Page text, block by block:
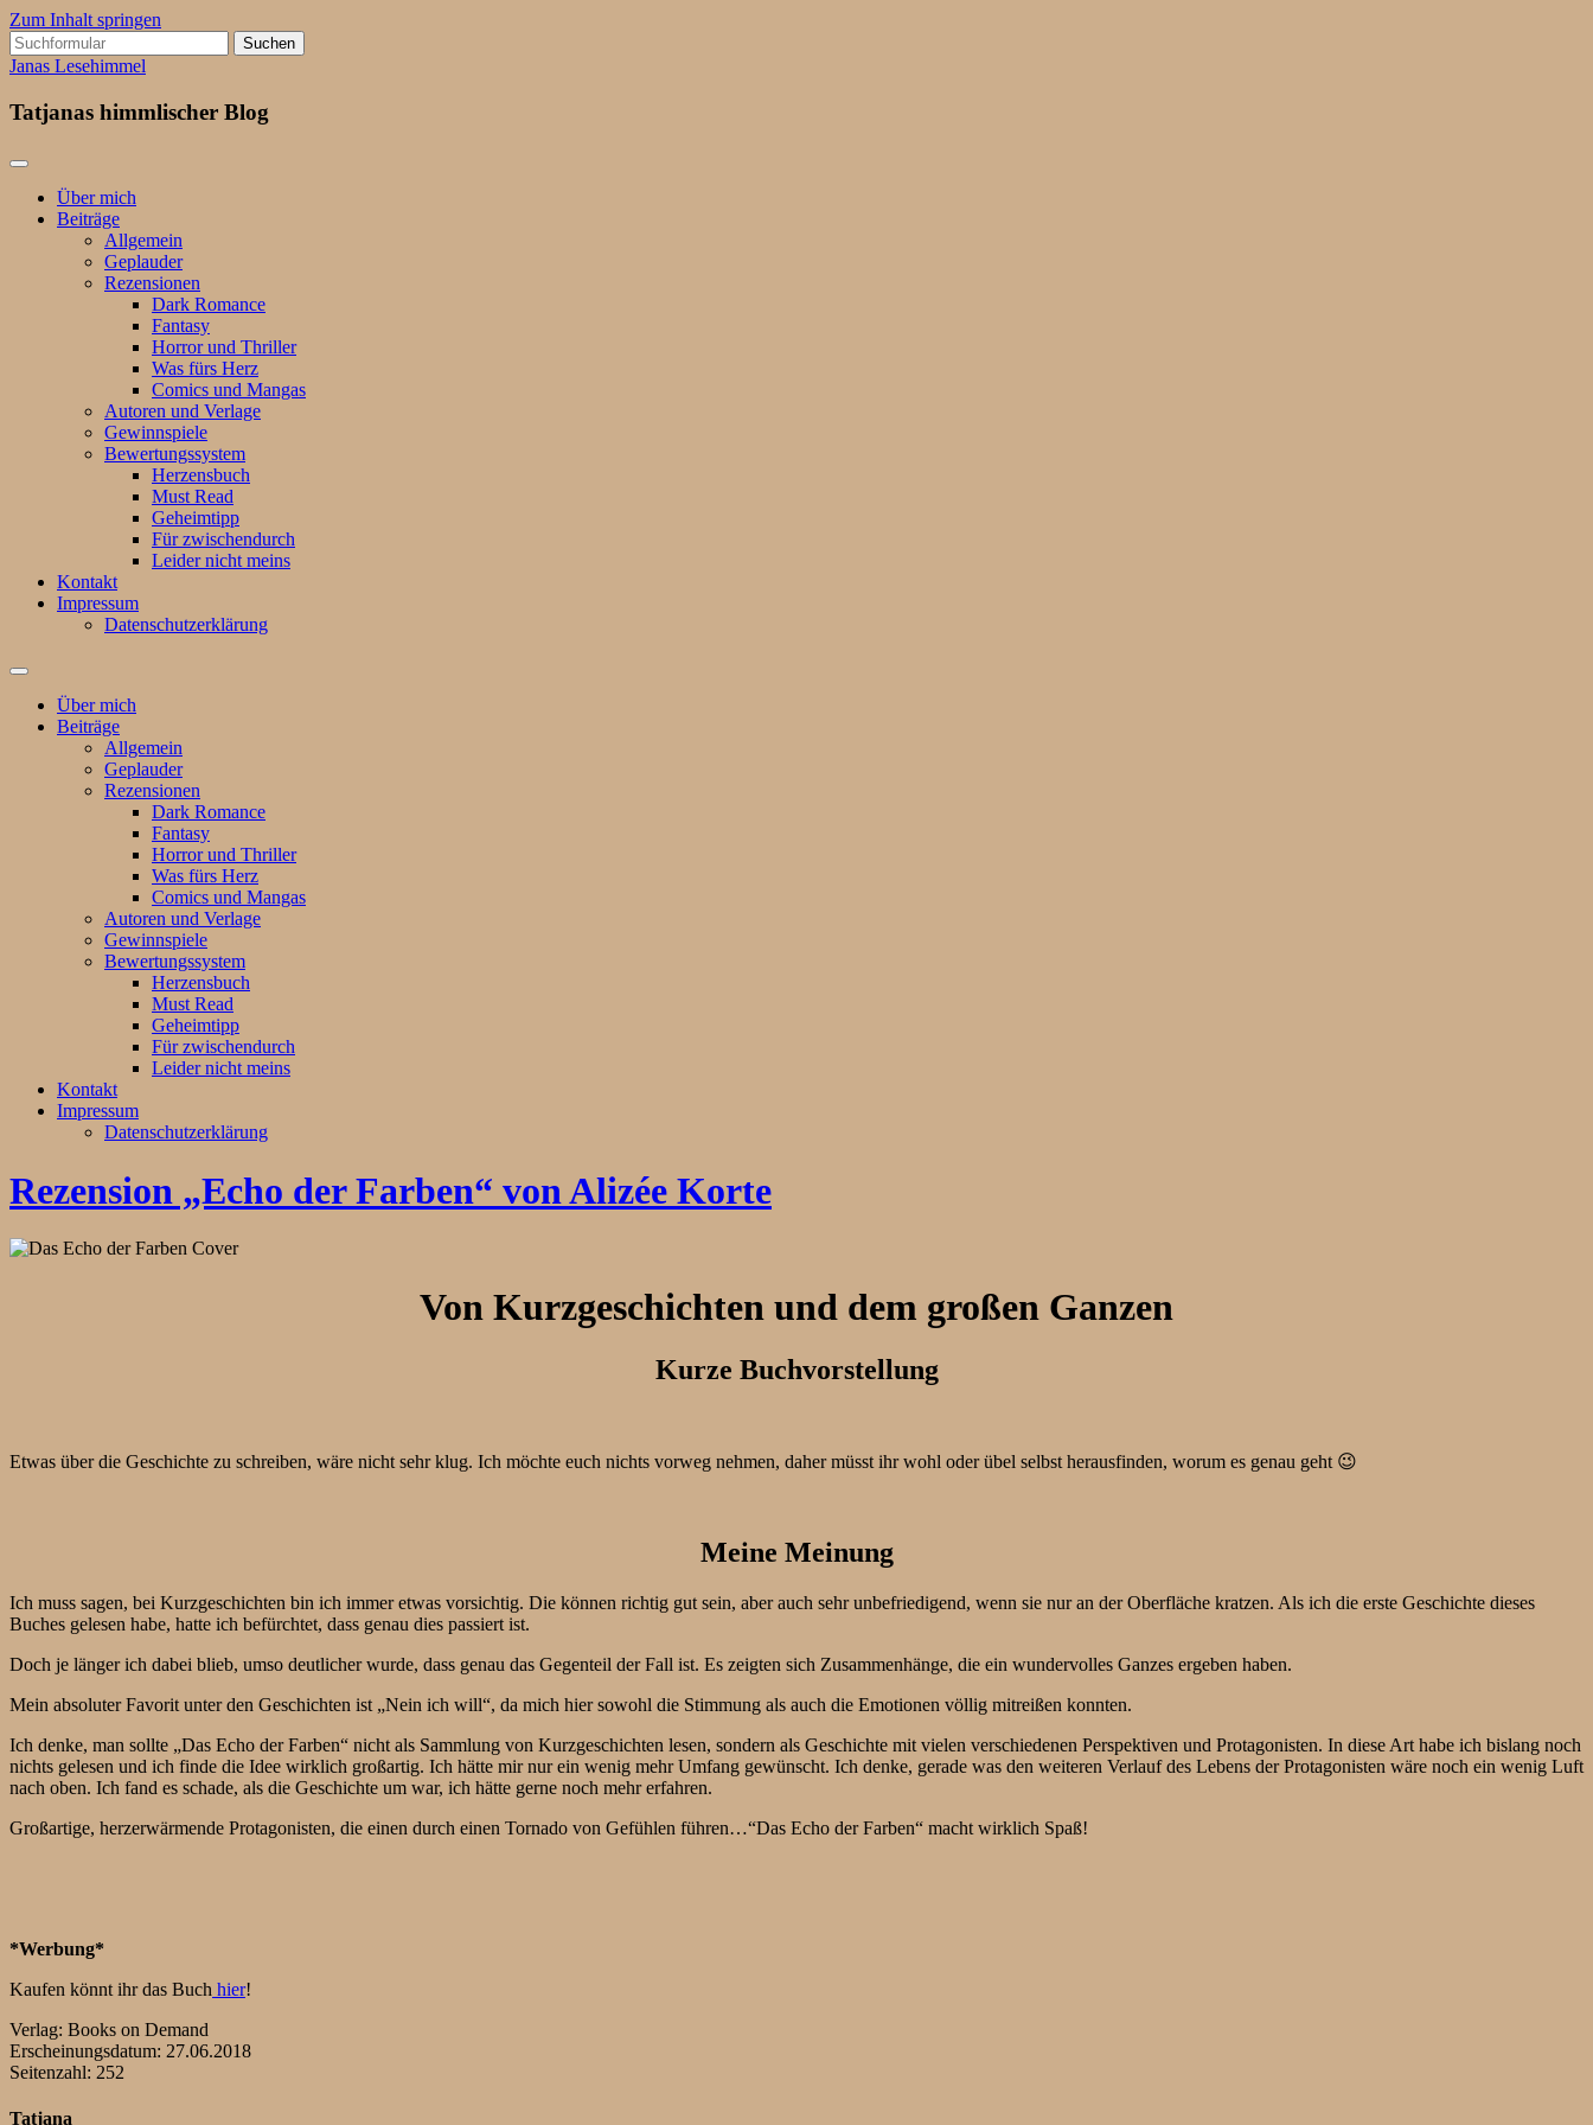
Zum Inhalt springen
Suchen
nach:
Janas Lesehimmel
Tatjanas himmlischer Blog
Über mich
Beiträge
Allgemein
Geplauder
Rezensionen
Dark Romance
Fantasy
Horror und Thriller
Was fürs Herz
Comics und Mangas
Autoren und Verlage
Gewinnspiele
Bewertungssystem
Herzensbuch
Must Read
Geheimtipp
Für zwischendurch
Leider nicht meins
Kontakt
Impressum
Datenschutzerklärung
Suchfeld
ein-/ausblenden
Über mich
Beiträge
Allgemein
Geplauder
Rezensionen
Dark Romance
Fantasy
Horror und Thriller
Was fürs Herz
Comics und Mangas
Autoren und Verlage
Gewinnspiele
Bewertungssystem
Herzensbuch
Must Read
Geheimtipp
Für zwischendurch
Leider nicht meins
Kontakt
Impressum
Datenschutzerklärung
Rezension „Echo der Farben“ von Alizée Korte
Von Kurzgeschichten und dem großen Ganzen
Kurze Buchvorstellung
Etwas über die Geschichte zu schreiben, wäre nicht sehr klug. Ich möchte euch nichts vorweg nehmen, daher müsst ihr wohl oder übel selbst herausfinden, worum es genau geht 😉
Meine Meinung
Ich muss sagen, bei Kurzgeschichten bin ich immer etwas vorsichtig. Die können richtig gut sein, aber auch sehr unbefriedigend, wenn sie nur an der Oberfläche kratzen. Als ich die erste Geschichte dieses
Buches gelesen habe, hatte ich befürchtet, dass genau dies passiert ist.
Doch je länger ich dabei blieb, umso deutlicher wurde, dass genau das Gegenteil der Fall ist. Es zeigten sich Zusammenhänge, die ein wundervolles Ganzes ergeben haben.
Mein absoluter Favorit unter den Geschichten ist „Nein ich will“, da mich hier sowohl die Stimmung als auch die Emotionen völlig mitreißen konnten.
Ich denke, man sollte „Das Echo der Farben“ nicht als Sammlung von Kurzgeschichten lesen, sondern als Geschichte mit vielen verschiedenen Perspektiven und Protagonisten. In diese Art habe ich bislang noch
nichts gelesen und ich finde die Idee wirklich großartig. Ich hätte mir nur ein wenig mehr Umfang gewünscht. Ich denke, gerade was den weiteren Verlauf des Lebens der Protagonisten wäre noch ein wenig Luft
nach oben. Ich fand es schade, als die Geschichte um war, ich hätte gerne noch mehr erfahren.
Großartige, herzerwärmende Protagonisten, die einen durch einen Tornado von Gefühlen führen…“Das Echo der Farben“ macht wirklich Spaß!
*Werbung*
Kaufen könnt ihr das Buch hier!
Verlag: Books on Demand
Erscheinungsdatum: 27.06.2018
Seitenzahl: 252
Tatjana